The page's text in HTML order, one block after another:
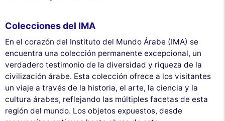
Colecciones del IMA
En el corazón del Instituto del Mundo Árabe (IMA) se
encuentra una colección permanente excepcional, un
verdadero testimonio de la diversidad y riqueza de la
civilización árabe. Esta colección ofrece a los visitantes
un viaje a través de la historia, el arte, la ciencia y la
cultura árabes, reflejando las múltiples facetas de esta
región del mundo. Los objetos expuestos, desde